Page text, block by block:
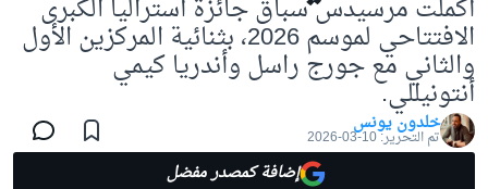
أكملت مرسيدس سباق جائزة أستراليا الكبرى
الافتتاحي لموسم 2026، بثنائية المركزين الأول
والثاني مع جورج راسل وأندريا كيمي
أنتونيللي.
خلدون يونس
تم التحرير:10-03-2026
إضافة كمصدر مفضل